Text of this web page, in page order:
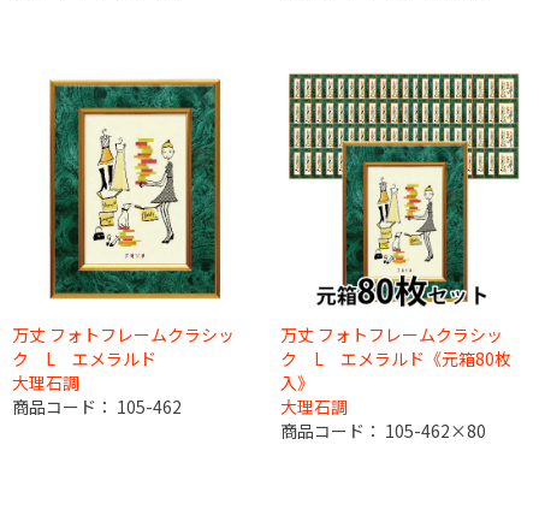
万丈 フォトフレームクラシッ
ク L エメラルド
大理石調
商品コード： 105-462
万丈 フォトフレームクラシッ
ク L エメラルド《元箱80枚
入》
大理石調
商品コード： 105-462×80